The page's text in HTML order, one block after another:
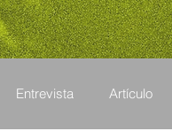
Entrevista Artículo